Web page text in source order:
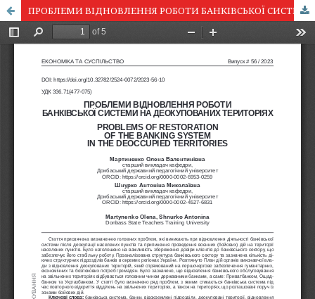
ПРОБЛЕМИ ВІДНОВЛЕННЯ РОБОТИ БАНКІВСЬКОЇ СИСТЕМИ НА ДЕОКУПОВАНИХ ТЕРИТОРІЯХ